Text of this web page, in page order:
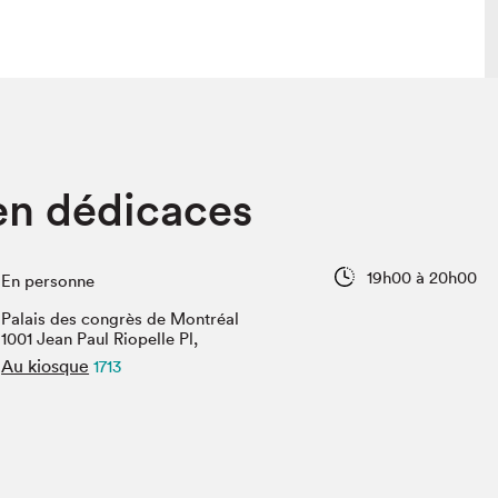
Programmation dans la ville
Vidéos et balados
dédicaces
En personne
19h00 à 20h00
Palais des congrès de Montréal
1001 Jean Paul Riopelle Pl,
Au kiosque 1713